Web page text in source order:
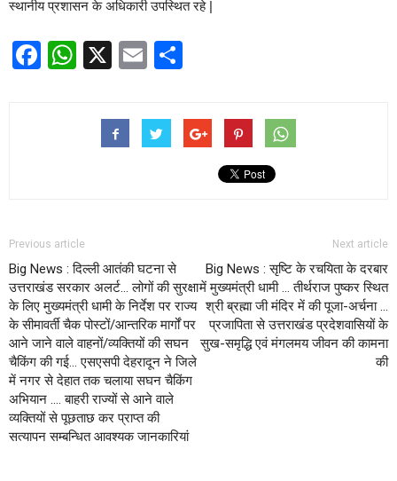
स्थानीय प्रशासन के अधिकारी उपस्थित रहे |
Facebook
WhatsApp
X Email
Previous article
Big News : दिल्ली आतंकी घटना से
उत्तराखंड सरकार अलर्ट… लोगों की सुरक्षा
के लिए मुख्यमंत्री धामी के निर्देश पर राज्य
के सीमावर्ती चैक पोस्टों/आन्तरिक मार्गों पर
आने जाने वाले वाहनों/व्यक्तियों की सघन
चैकिंग की गई… एसएसपी देहरादून ने जिले
में नगर से देहात तक चलाया सघन चैकिंग
अभियान .… बाहरी राज्यों से आने वाले
व्यक्तियों से पूछताछ कर प्राप्त की
सत्यापन सम्बन्धित आवश्यक जानकारियां
Next article
Big News : सृष्टि के रचयिता के दरबार
में मुख्यमंत्री धामी … तीर्थराज पुष्कर स्थित
श्री ब्रह्मा जी मंदिर में की पूजा-अर्चना …
प्रजापिता से उत्तराखंड प्रदेशवासियों के
सुख-समृद्धि एवं मंगलमय जीवन की कामना
की